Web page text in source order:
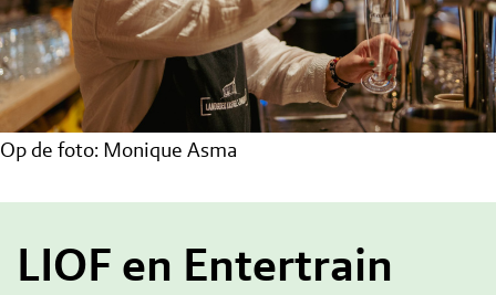
Op de foto: Monique Asma
LIOF en Entertrain